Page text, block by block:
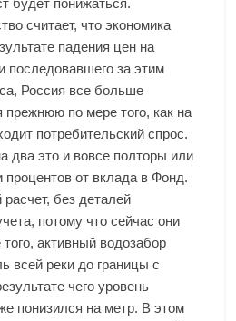
будет понижаться.
считает, что экономика
падения цен на
последовавшего за этим
Россия все больше
прежнюю по мере того, как на
потребительский спрос.
два это и вовсе полторы или
от вклада в Фонд.
без деталей
потому что сейчас они
активный водозабор
всей реки до границы с
чего уровень
понизился на метр. В этом